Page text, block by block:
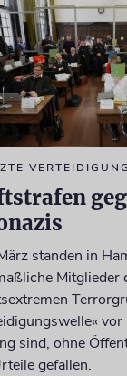
standen in
Mitglieder
sind, ohne
gefallen.